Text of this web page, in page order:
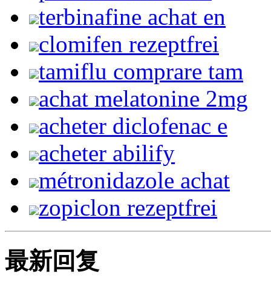
terbinafine achat en
clomifen rezeptfrei
tamiflu comprare tam
achat melatonine 2mg
acheter diclofenac e
acheter abilify
métronidazole achat
zopiclon rezeptfrei
最新回复